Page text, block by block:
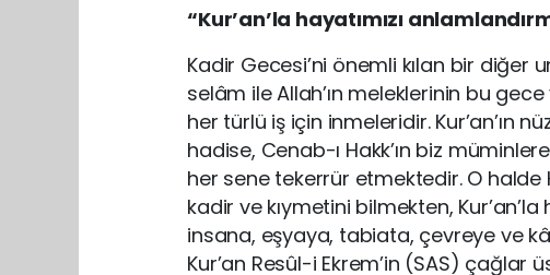
“Kur’an’la hayatımızı
Kadir Gecesi’ni önemli kılan bir diğer
selâm ile Allah’ın meleklerinin bu
her türlü iş için inmeleridir. Kur’an’ın
hadise, Cenab-ı Hakk’ın biz
her sene tekerrür etmektedir. O halde
kadir ve kıymetini bilmekten,
insana, eşyaya, tabiata, çevreye ve
Kur’an Resûl-i Ekrem’in (SAS)